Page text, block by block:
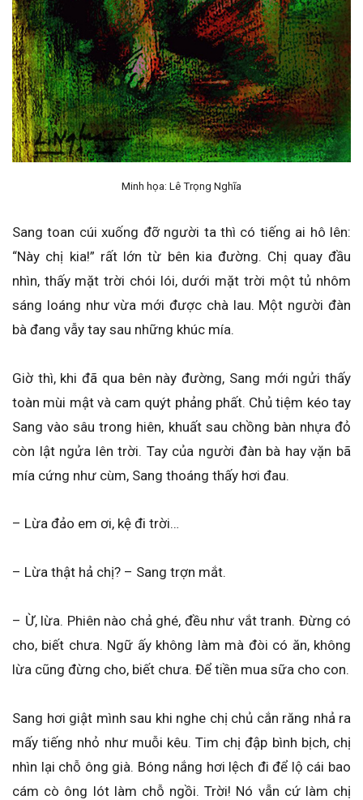
Minh họa: Lê Trọng Nghĩa
Sang toan cúi xuống đỡ người ta thì có tiếng ai hô lên:
“Này chị kia!” rất lớn từ bên kia đường. Chị quay đầu
nhìn, thấy mặt trời chói lói, dưới mặt trời một tủ nhôm
sáng loáng như vừa mới được chà lau. Một người đàn
bà đang vẫy tay sau những khúc mía.
Giờ thì, khi đã qua bên này đường, Sang mới ngửi thấy
toàn mùi mật và cam quýt phảng phất. Chủ tiệm kéo tay
Sang vào sâu trong hiên, khuất sau chồng bàn nhựa đỏ
còn lật ngửa lên trời. Tay của người đàn bà hay vặn bã
mía cứng như cùm, Sang thoáng thấy hơi đau.
– Lừa đảo em ơi, kệ đi trời…
– Lừa thật hả chị? – Sang trợn mắt.
– Ừ, lừa. Phiên nào chả ghé, đều như vắt tranh. Đừng có
cho, biết chưa. Ngữ ấy không làm mà đòi có ăn, không
lừa cũng đừng cho, biết chưa. Để tiền mua sữa cho con.
Sang hơi giật mình sau khi nghe chị chủ cắn răng nhả ra
mấy tiếng nhỏ như muỗi kêu. Tim chị đập bình bịch, chị
nhìn lại chỗ ông già. Bóng nắng hơi lệch đi để lộ cái bao
cám cò ông lót làm chỗ ngồi. Trời! Nó vẫn cứ làm chị